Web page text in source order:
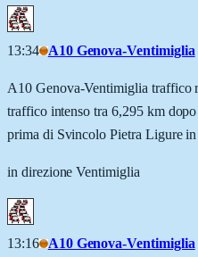
13:34 A10 Genova-Ventimiglia
A10 Genova-Ventimiglia traffico
traffico intenso tra 6,295 km
prima di Svincolo Pietra Ligure
in direzione Ventimiglia
13:16 A10 Genova-Ventimiglia